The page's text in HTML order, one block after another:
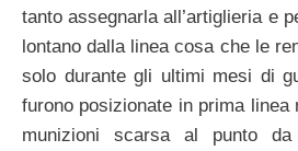
tanto assegnarla all’artiglieria e
lontano dalla linea cosa che le
solo durante gli ultimi mesi di
furono posizionate in prima linea
munizioni scarsa al punto